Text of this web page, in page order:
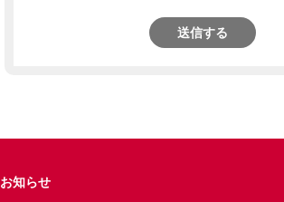
送信する
お知らせ